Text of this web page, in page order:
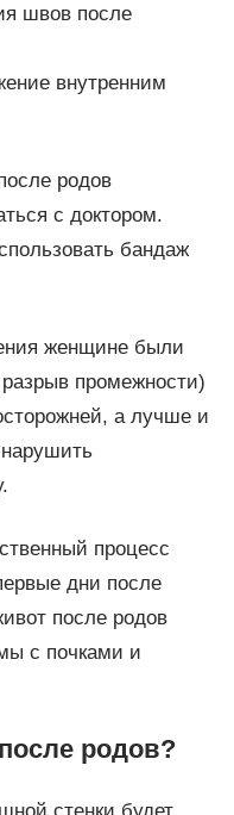
швов после
внутренним
родов
с доктором.
бандаж
женщине были
промежности)
а лучше и
процесс
дни после
после родов
с почками и
родов?